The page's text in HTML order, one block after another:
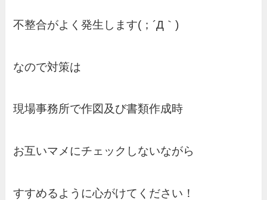
不整合がよく発生します(；´Д｀)
なので対策は
現場事務所で作図及び書類作成時
お互いマメにチェックしないながら
すすめるように心がけてください！